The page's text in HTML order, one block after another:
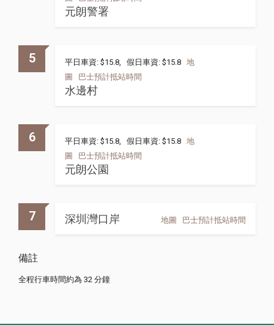
元朗警署
5 平日車資: $15.8, 假日車資: $15.8 地
圖
巴士預計抵站時間
水邊村
6 平日車資: $15.8, 假日車資: $15.8 地
圖
巴士預計抵站時間
元朗公園
7 地圖 巴士預計抵站時間
深圳灣口岸
備註
全程行車時間約為 32 分鐘